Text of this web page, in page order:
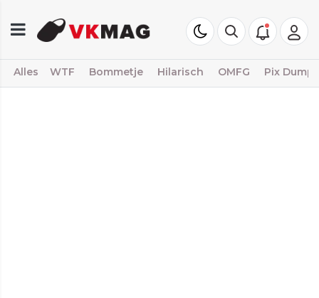
Alles WTF Bommetje Hilarisch OMFG Pix Dump